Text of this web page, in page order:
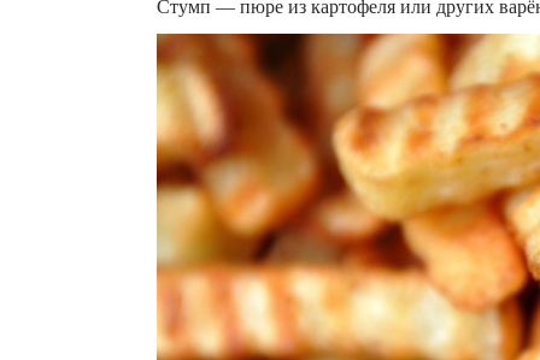
Стумп — пюре из картофеля или других